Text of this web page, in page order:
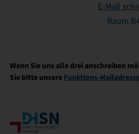
E-Mail
Raum
Wenn Sie uns alle drei anschreiben
Sie bitte unsereFunktions-